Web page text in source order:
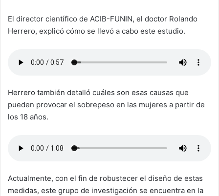
El director científico de ACIB-FUNIN, el doctor Rolando
Herrero, explicó cómo se llevó a cabo este estudio.
Herrero también detalló cuáles son esas causas que
pueden provocar el sobrepeso en las mujeres a partir de
los 18 años.
Actualmente, con el fin de robustecer el diseño de estas
medidas, este grupo de investigación se encuentra en la